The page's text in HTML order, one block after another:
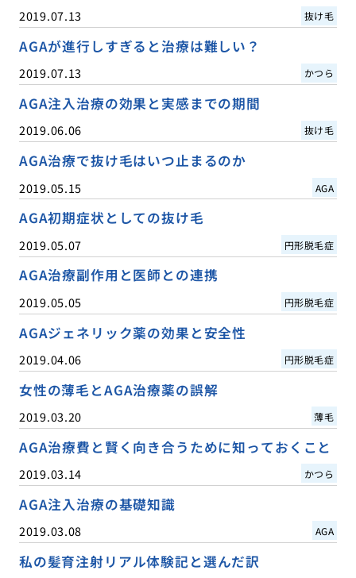
2019.07.13 抜け毛
AGAが進行しすぎると治療は難しい？
2019.07.13 かつら
AGA注入治療の効果と実感までの期間
2019.06.06 抜け毛
AGA治療で抜け毛はいつ止まるのか
2019.05.15 AGA
AGA初期症状としての抜け毛
2019.05.07 円形脱毛症
AGA治療副作用と医師との連携
2019.05.05 円形脱毛症
AGAジェネリック薬の効果と安全性
2019.04.06 円形脱毛症
女性の薄毛とAGA治療薬の誤解
2019.03.20 薄毛
AGA治療費と賢く向き合うために知っておくこと
2019.03.14 かつら
AGA注入治療の基礎知識
2019.03.08 AGA
私の髪育注射リアル体験記と選んだ訳